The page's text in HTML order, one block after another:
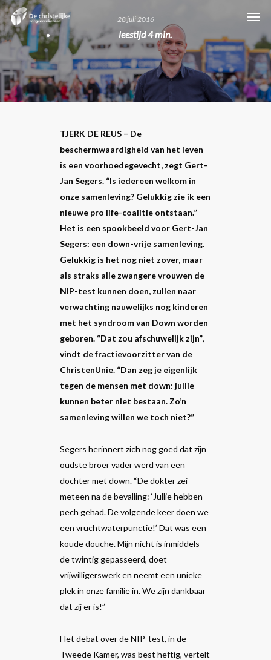
Skip
to
main
content
28 juli 2016
leestijd4 min.
TJERK DE REUS – De
beschermwaardigheid van het leven
is een voorhoedegevecht, zegt Gert-
Jan Segers. “Is iedereen welkom in
onze samenleving? Gelukkig zie ik een
nieuwe pro life-coalitie ontstaan.”
Het is een spookbeeld voor Gert-Jan
Segers: een down-vrije samenleving.
Gelukkig is het nog niet zover, maar
als straks alle zwangere vrouwen de
NIP-test kunnen doen, zullen naar
verwachting nauwelijks nog kinderen
met het syndroom van Down worden
geboren. “Dat zou afschuwelijk zijn”,
vindt de fractievoorzitter van de
ChristenUnie. “Dan zeg je eigenlijk
tegen de mensen met down: jullie
kunnen beter niet bestaan. Zo’n
samenleving willen we toch niet?”
Segers herinnert zich nog goed dat zijn
oudste broer vader werd van een
dochter met down. “De dokter zei
meteen na de bevalling: ‘Jullie hebben
pech gehad. De volgende keer doen we
een vruchtwaterpunctie!’ Dat was een
koude douche. Mijn nicht is inmiddels
de twintig gepasseerd, doet
vrijwilligerswerk en neemt een unieke
plek in onze familie in. We zijn dankbaar
dat zij er is!”
Het debat over de NIP-test, in de
Tweede Kamer, was best heftig, vertelt